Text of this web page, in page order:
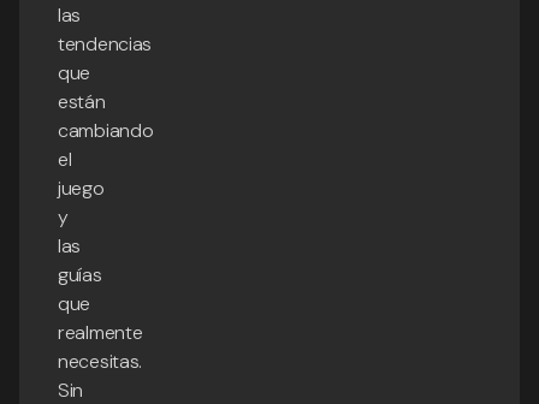
las
tendencias
que
están
cambiando
el
juego
y
las
guías
que
realmente
necesitas.
Sin